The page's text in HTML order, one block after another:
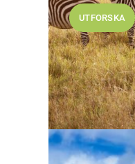
UTFORSKA